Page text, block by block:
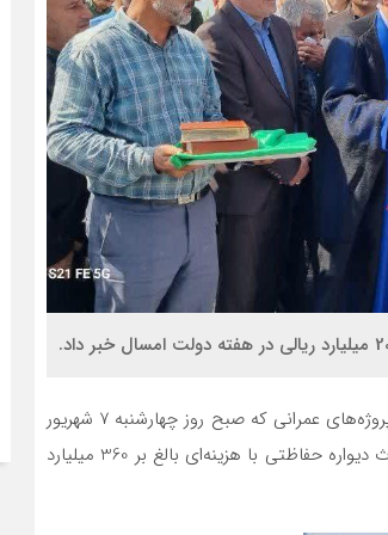
به گزارش “خط شمال” محسن کبود فیروزجایی در آیین افتتاح و کلنگ‌زنی پروژه‌های عمرانی که صبح روز چهارشنبه 7 شهریور
ماه با حضور مسئولان شهرستانی و شهر برگزار شد، اظهار داشت: پروژه احداث دیواره حفاظتی با هزینه‌ای بالغ بر 360 میلیارد